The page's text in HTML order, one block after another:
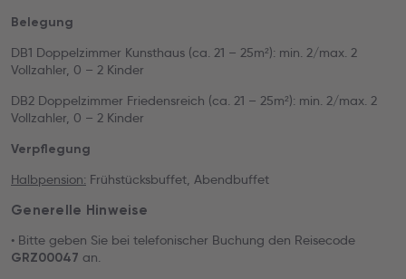
Belegung
DB1 Doppelzimmer Kunsthaus (ca. 21 – 25m²): min. 2/max. 2
Vollzahler, 0 – 2 Kinder
DB2 Doppelzimmer Friedensreich (ca. 21 – 25m²): min. 2/max. 2
Vollzahler, 0 – 2 Kinder
Verpflegung
Halbpension: Frühstücksbuffet, Abendbuffet
Generelle Hinweise
• Bitte geben Sie bei telefonischer Buchung den Reisecode
GRZ00047 an.